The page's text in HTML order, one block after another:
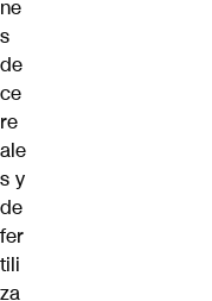
ne
s
de
ce
re
ale
s y
de
fer
tili
za